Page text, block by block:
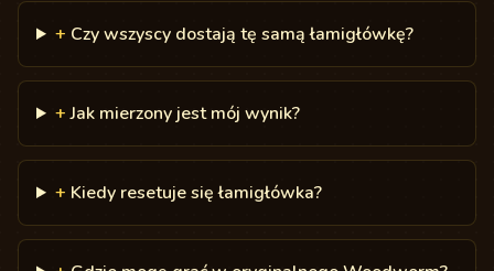
+ Czy wszyscy dostają tę samą łamigłówkę?
+Jak mierzony jest mój wynik?
+ Kiedy resetuje się łamigłówka?